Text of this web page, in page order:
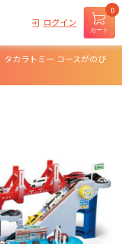
ログイン
カート
0
タカラトミー コースがのび